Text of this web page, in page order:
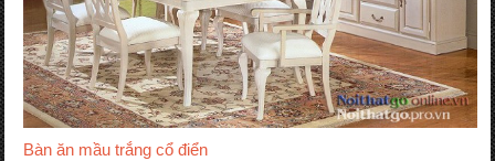
Bàn ăn mầu trắng cổ điển